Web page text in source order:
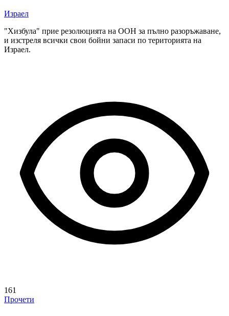
Израел
"Хизбула" прие резолюцията на ООН за пълно разоръжаване,
и изстреля всички свои бойни запаси по територията на
Израел.
161
Прочети